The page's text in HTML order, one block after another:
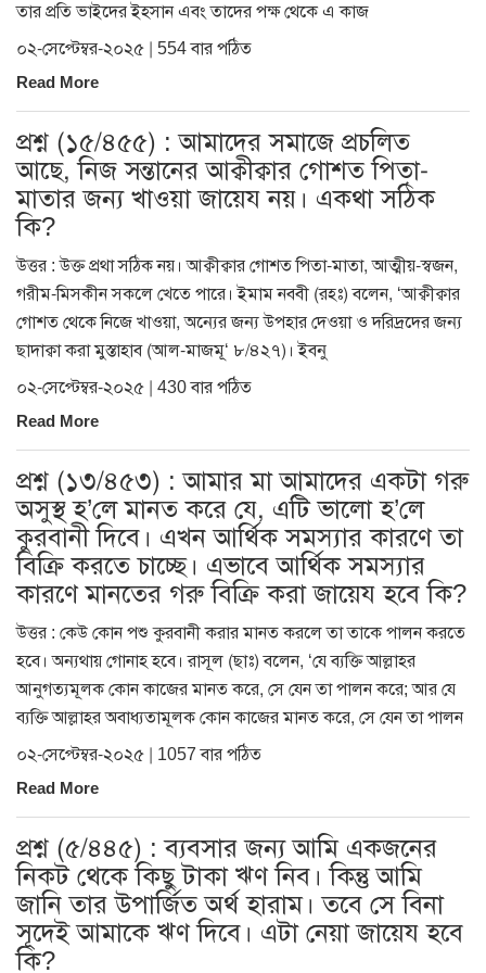
তার প্রতি ভাইদের ইহসান এবং তাদের পক্ষ থেকে এ কাজ
০২-সেপ্টেম্বর-২০২৫ | 554 বার পঠিত
Read More
প্রশ্ন (১৫/৪৫৫) : আমাদের সমাজে প্রচলিত
আছে, নিজ সন্তানের আক্বীক্বার গোশত পিতা-
মাতার জন্য খাওয়া জায়েয নয়। একথা সঠিক
কি?
উত্তর : উক্ত প্রথা সঠিক নয়। আক্বীক্বার গোশত পিতা-মাতা, আত্মীয়-স্বজন,
গরীম-মিসকীন সকলে খেতে পারে। ইমাম নববী (রহঃ) বলেন, ‘আক্বীক্বার
গোশত থেকে নিজে খাওয়া, অন্যের জন্য উপহার দেওয়া ও দরিদ্রদের জন্য
ছাদাক্বা করা মুস্তাহাব (আল-মাজমূ‘ ৮/৪২৭)। ইবনু
০২-সেপ্টেম্বর-২০২৫ | 430 বার পঠিত
Read More
প্রশ্ন (১৩/৪৫৩) : আমার মা আমাদের একটা গরু
অসুস্থ হ’লে মানত করে যে, এটি ভালো হ’লে
কুরবানী দিবে। এখন আর্থিক সমস্যার কারণে তা
বিক্রি করতে চাচ্ছে। এভাবে আর্থিক সমস্যার
কারণে মানতের গরু বিক্রি করা জায়েয হবে কি?
উত্তর : কেউ কোন পশু কুরবানী করার মানত করলে তা তাকে পালন করতে
হবে। অন্যথায় গোনাহ হবে। রাসূল (ছাঃ) বলেন, ‘যে ব্যক্তি আল্লাহর
আনুগত্যমূলক কোন কাজের মানত করে, সে যেন তা পালন করে; আর যে
ব্যক্তি আল্লাহর অবাধ্যতামূলক কোন কাজের মানত করে, সে যেন তা পালন
০২-সেপ্টেম্বর-২০২৫ | 1057 বার পঠিত
Read More
প্রশ্ন (৫/৪৪৫) : ব্যবসার জন্য আমি একজনের
নিকট থেকে কিছু টাকা ঋণ নিব। কিন্তু আমি
জানি তার উপার্জিত অর্থ হারাম। তবে সে বিনা
সূদেই আমাকে ঋণ দিবে। এটা নেয়া জায়েয হবে
কি?